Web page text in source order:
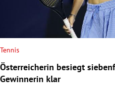
Tennis
Österreicherin besiegt
Gewinnerin klar